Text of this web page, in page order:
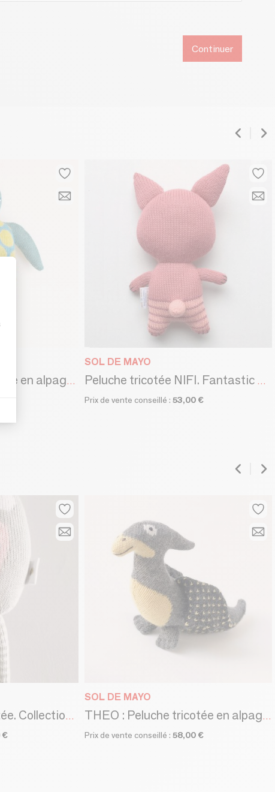
Continuer
BOBY : Peluche tricotée en alpaga | Normes CE
SOL DE MAYO
Peluche tricotée NIFI. Fantastic Friends collection. CE standards
Prix de vente conseillé : 53,00 €
HITO : Peluche tricotée. Collection Funny Farmers. Normes CE
€
SOL DE MAYO
THEO : Peluche tricotée en alpaga de la collection DINOS. CE standards
Prix de vente conseillé : 58,00 €
: Personnalisez vos Options